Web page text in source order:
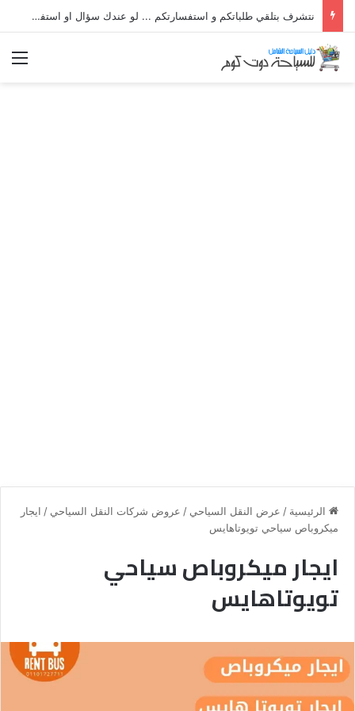
نتشرف بتلقي طلباتكم و استفسارتكم ... لو عندك سؤال او استفسار ماتدرددش فى طلب المساعدة
الرئيسية / عرض النقل السياحي / عروض شركات النقل السياحي / ايجار
ميكروباص سياحي تويوتاهايس
ايجار ميكروباص سياحي
تويوتاهايس